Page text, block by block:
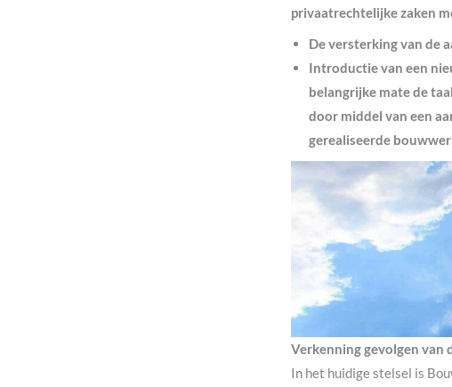
privaatrechtelijke zaken
De versterking van de
Introductie van een
belangrijke mate de
door middel van een
gerealiseerde
Verkenning gevolgen van
In het huidige stelsel is